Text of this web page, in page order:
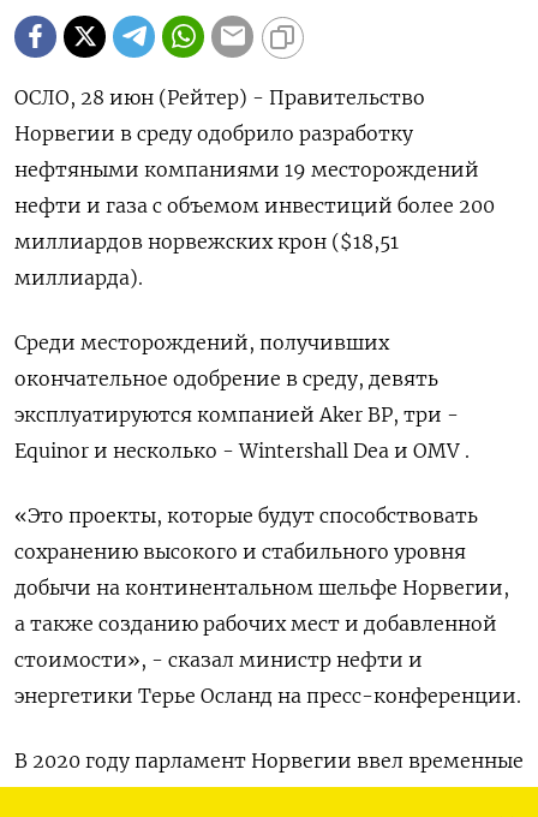
ОСЛО, 28 июн (Рейтер) - Правительство
Норвегии в среду одобрило разработку
нефтяными компаниями 19 месторождений
нефти и газа с объемом инвестиций более 200
миллиардов норвежских крон ($18,51
миллиарда).
Среди месторождений, получивших
окончательное одобрение в среду, девять
эксплуатируются компанией Aker BP, три -
Equinor и несколько - Wintershall Dea и OMV .
«Это проекты, которые будут способствовать
сохранению высокого и стабильного уровня
добычи на континентальном шельфе Норвегии,
а также созданию рабочих мест и добавленной
стоимости», - сказал министр нефти и
энергетики Терье Осланд на пресс-конференции.
В 2020 году парламент Норвегии ввел временные